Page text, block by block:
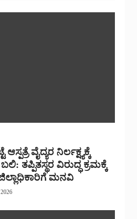
ವೈದ್ಯರ ನಿರ್ಲಕ್ಷ್ಯಕ್ಕೆ
ತಪ್ಪಿತಸ್ಥರ ವಿರುದ್ಧ ಕ್ರಮಕ್ಕೆ
ಮನವಿ